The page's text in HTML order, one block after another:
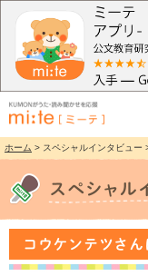
ホーム > スペシャルインタビュー
コウケンテツさ